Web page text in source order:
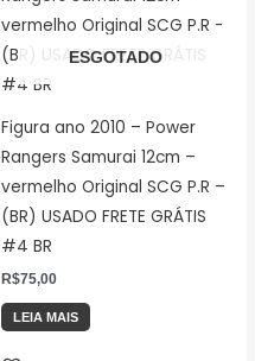
ESGOTADO
Figura ano 2010 – Power
Rangers Samurai 12cm –
vermelho Original SCG P.R –
(BR) USADO FRETE GRÁTIS
#4 BR
R$75,00
LEIA MAIS